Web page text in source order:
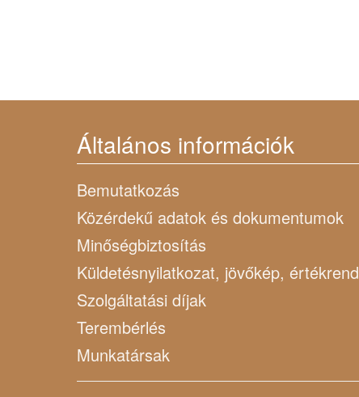
Általános információk
Bemutatkozás
Közérdekű adatok és dokumentumok
Minőségbiztosítás
Küldetésnyilatkozat, jövőkép, értékrend
Szolgáltatási díjak
Terembérlés
Munkatársak